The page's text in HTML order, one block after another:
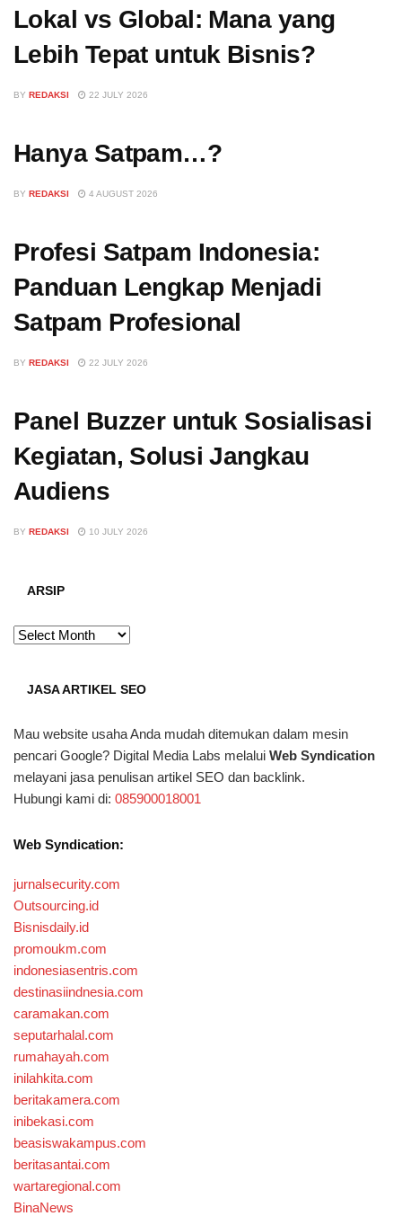
Lokal vs Global: Mana yang
Lebih Tepat untuk Bisnis?
BY REDAKSI 22 JULY 2026
Hanya Satpam…?
BY REDAKSI 4 AUGUST 2026
Profesi Satpam Indonesia:
Panduan Lengkap Menjadi
Satpam Profesional
BY REDAKSI 22 JULY 2026
Panel Buzzer untuk Sosialisasi
Kegiatan, Solusi Jangkau
Audiens
BY REDAKSI 10 JULY 2026
ARSIP
ARSIP
JASA ARTIKEL SEO
Mau website usaha Anda mudah ditemukan dalam mesin
pencari Google? Digital Media Labs melalui Web Syndication
melayani jasa penulisan artikel SEO dan backlink.
Hubungi kami di: 085900018001
Web Syndication:
jurnalsecurity.com
Outsourcing.id
Bisnisdaily.id
promoukm.com
indonesiasentris.com
destinasiindnesia.com
caramakan.com
seputarhalal.com
rumahayah.com
inilahkita.com
beritakamera.com
inibekasi.com
beasiswakampus.com
beritasantai.com
wartaregional.com
BinaNews